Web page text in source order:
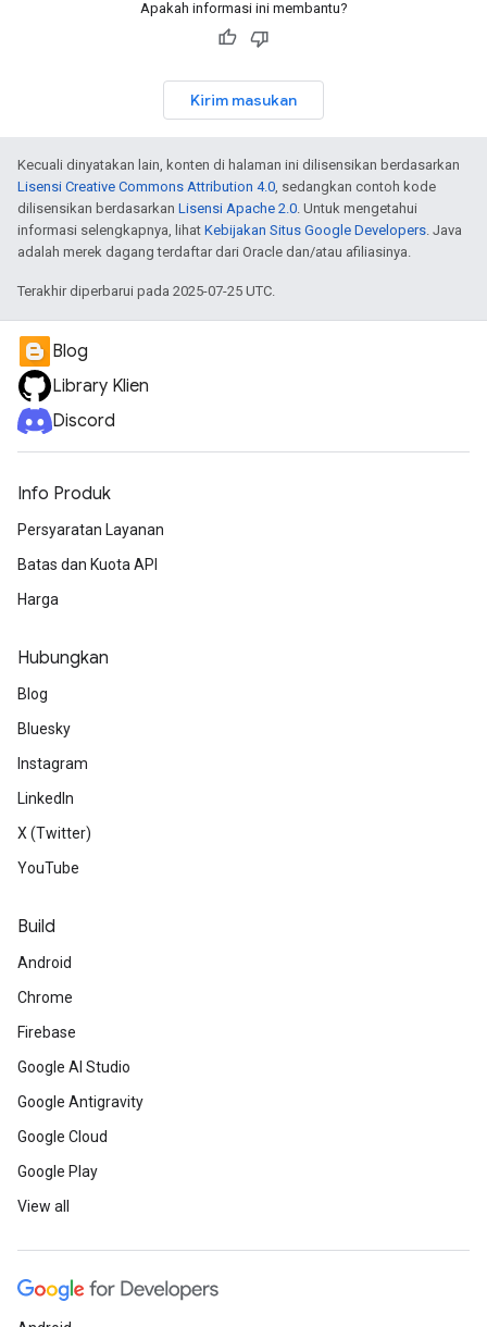
Apakah informasi ini membantu?
Kirim masukan
Kecuali dinyatakan lain, konten di halaman ini dilisensikan berdasarkan
Lisensi Creative Commons Attribution 4.0, sedangkan contoh kode
dilisensikan berdasarkan Lisensi Apache 2.0. Untuk mengetahui
informasi selengkapnya, lihat Kebijakan Situs Google Developers. Java
adalah merek dagang terdaftar dari Oracle dan/atau afiliasinya.
Terakhir diperbarui pada 2025-07-25 UTC.
Blog
Library Klien
Discord
Info Produk
Persyaratan Layanan
Batas dan Kuota API
Harga
Hubungkan
Blog
Bluesky
Instagram
LinkedIn
X (Twitter)
YouTube
Build
Android
Chrome
Firebase
Google AI Studio
Google Antigravity
Google Cloud
Google Play
View all